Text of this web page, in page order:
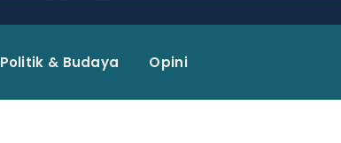
Politik & Budaya Opini